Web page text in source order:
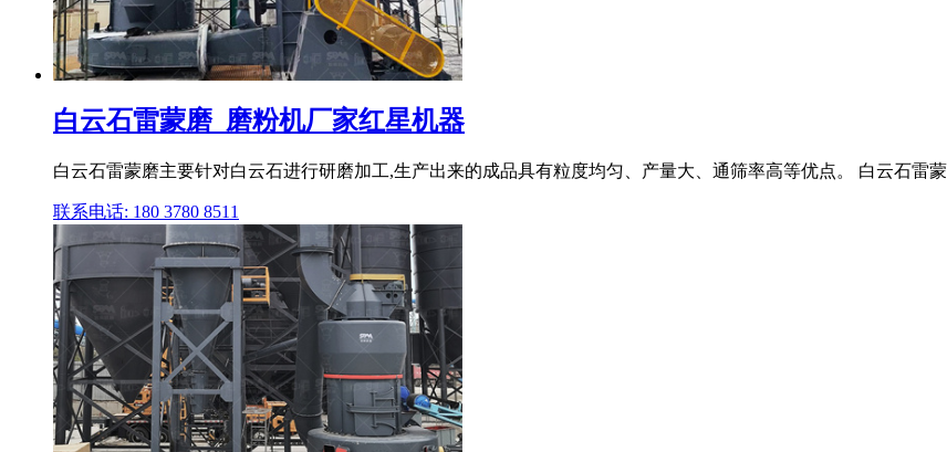
白云石雷蒙磨_磨粉机厂家红星机器
白云石雷蒙磨主要针对白云石进行研磨加工,生产出来的成品具有粒度均匀、产量大、通筛率高等优点。 白云石雷
联系电话: 180 3780 8511